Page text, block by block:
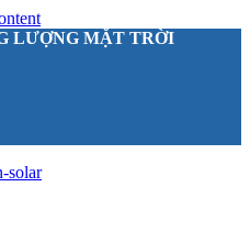
LƯỢNG MẶT TRỜI